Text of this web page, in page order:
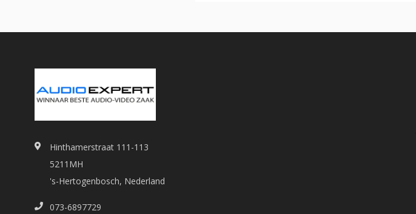
Hinthamerstraat 111-113
5211MH
's-Hertogenbosch, Nederland
073-6897729